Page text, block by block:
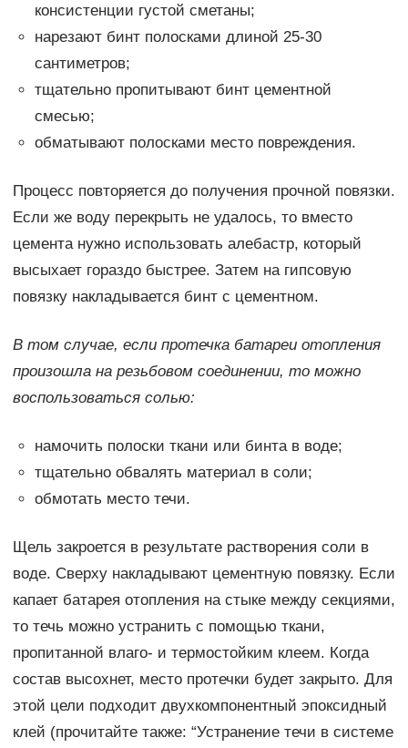
консистенции густой сметаны;
нарезают бинт полосками длиной 25-30
сантиметров;
тщательно пропитывают бинт цементной
смесью;
обматывают полосками место повреждения.
Процесс повторяется до получения прочной повязки.
Если же воду перекрыть не удалось, то вместо
цемента нужно использовать алебастр, который
высыхает гораздо быстрее. Затем на гипсовую
повязку накладывается бинт с цементном.
В том случае, если протечка батареи отопления
произошла на резьбовом соединении, то можно
воспользоваться солью:
намочить полоски ткани или бинта в воде;
тщательно обвалять материал в соли;
обмотать место течи.
Щель закроется в результате растворения соли в
воде. Сверху накладывают цементную повязку. Если
капает батарея отопления на стыке между секциями,
то течь можно устранить с помощью ткани,
пропитанной влаго- и термостойким клеем. Когда
состав высохнет, место протечки будет закрыто. Для
этой цели подходит двухкомпонентный эпоксидный
клей (прочитайте также: “Устранение течи в системе